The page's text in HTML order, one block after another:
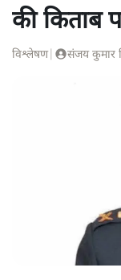
की किताब
विश्लेषण| संजय कुमार